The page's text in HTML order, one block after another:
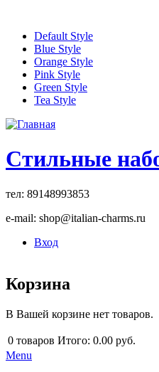
Default Style
Blue Style
Orange Style
Pink Style
Green Style
Tea Style
Стильные
тел: 89148993853
e-mail: shop@italian-charms.ru
Вход
Корзина
В Вашей корзине нет товаров.
0 товаров Итого: 0.00 руб.
Menu